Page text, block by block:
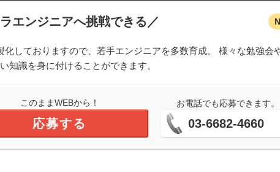
エンジニアへ挑戦できる／
しておりますので、若手エンジニアを多数育成。 様々な勉強会
知識を身に付けることができます。
このままWEBから！
応募する
お電話でも応募できます。
03-6682-4660